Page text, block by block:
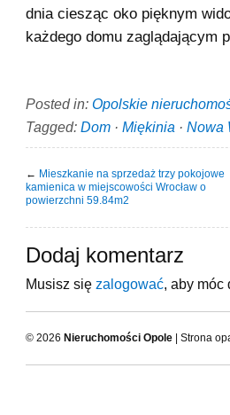
dnia ciesząc oko pięknym
każdego domu zaglądającym
Posted in: Opolskie
Tagged: Dom · Miękinia · Nowa
← Mieszkanie na sprzedaż trzy pokojowe
kamienica w miejscowości Wrocław o
powierzchni 59.84m2
Dodaj komentarz
Musisz się zalogować , aby
© 2026 Nieruchomości Opole | Strona